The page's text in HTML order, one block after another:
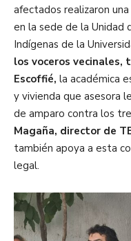
afectados realizaron
en la sede de la Unidad
Indígenas de la
los voceros vecinales,
Escoffié, la académica
y vivienda que asesora
de amparo contra los
Magaña, director de
también apoya a esta
legal.